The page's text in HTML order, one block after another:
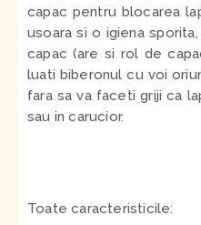
capac pentru blocarea
usoara si o igiena
capac (are si rol de
luati biberonul cu voi
fara sa va faceti griji ca
sau in carucior.
Toate caracteristicile: